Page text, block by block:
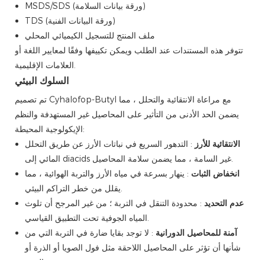
MSDS/SDS (ورقة بيانات السلامة)
TDS (ورقة البيانات الفنية)
ملف المنتج للتسجيل الكيميائي المحلي
تتوفر هذه المستندات عند الطلب ويمكن تكييفها وفقًا لمعايير اللغة أو
العلامات الإقليمية.
السلوك البيئي
تم تصميم Cyhalofop-Butyl مع مراعاة الانتقائية والتحلل ، مما
يضمن الحد الأدنى من التأثير على المحاصيل غير المستهدفة والنظم
الإيكولوجية المحيطة:
الانتقائية للأرز : التدهور السريع في نباتات الأرز عن طريق التحلل
المائي إلى diacids غير السامة ، مما يضمن سلامة المحاصيل.
انخفاض الثبات : ينهار بسرعة في مياه الأرز والتربة الهوائية ، مما
يقلل من خطر التراكم البيئي.
عدم التحديد : محدودة التنقل في التربة ؛ من غير المرجح أن تلوث
المياه الجوفية تحت التطبيق القياسي.
آمنة للمحاصيل الدورانية : لا توجد بقايا ضارة في التربة التي من
شأنها أن تؤثر على المحاصيل اللاحقة مثل فول الصويا أو الذرة أو